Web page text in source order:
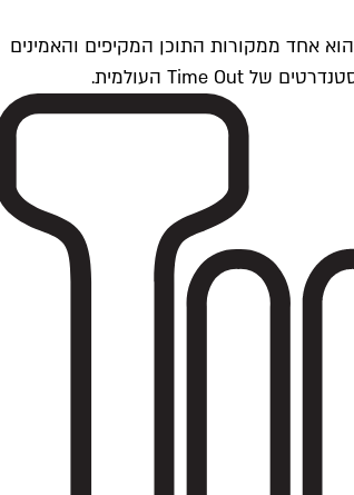
Time Outתל אביב הוא חלק מרשת Time Out Global — רשת מדיה בינלאומית הפועלת ב-360 ערים מרכזיות וב-60 מדינות ברחבי העולם. Time Out הוא אחד ממקורות התוכן המקיפים והאמינים